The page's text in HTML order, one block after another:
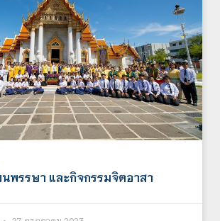
นพรรษา และกิจกรรมจิตอาสา